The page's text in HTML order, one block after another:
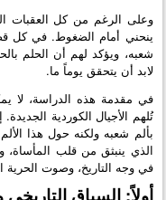
وعلى الرغم من كل العقبات
ينحني أمام الضغوط. في كل
شعبه، ويؤكد لهم أن الحلم
لابد أن يتحقق يوماً ما.
في مقدمة هذه الدراسة، لا
تُلهم الأجيال الكوردية
بألم شعبه ولكنه حول هذا
الذي ينبثق من قلب
في وجه التاريخ، وصوت
أولاً: السياق